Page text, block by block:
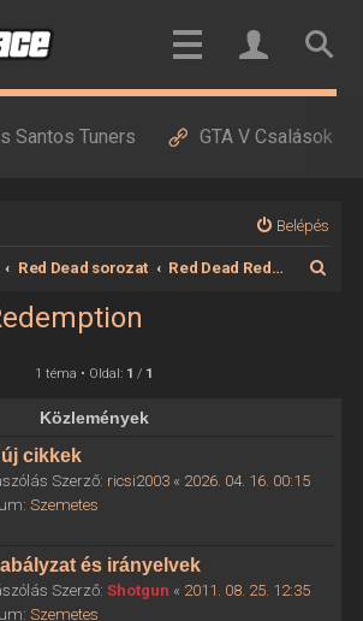
Santos Tuners GTA V Csalások
Belépés
Red Dead sorozat Red Dead Redemption
1 téma • Oldal: 1 / 1
Közlemények
cikkek
Szerző: ricsi2003« 2026. 04. 16. 00:15
Szemetes
és irányelvek
Szerző: Shotgun « 2011. 08. 25. 12:35
Szemetes